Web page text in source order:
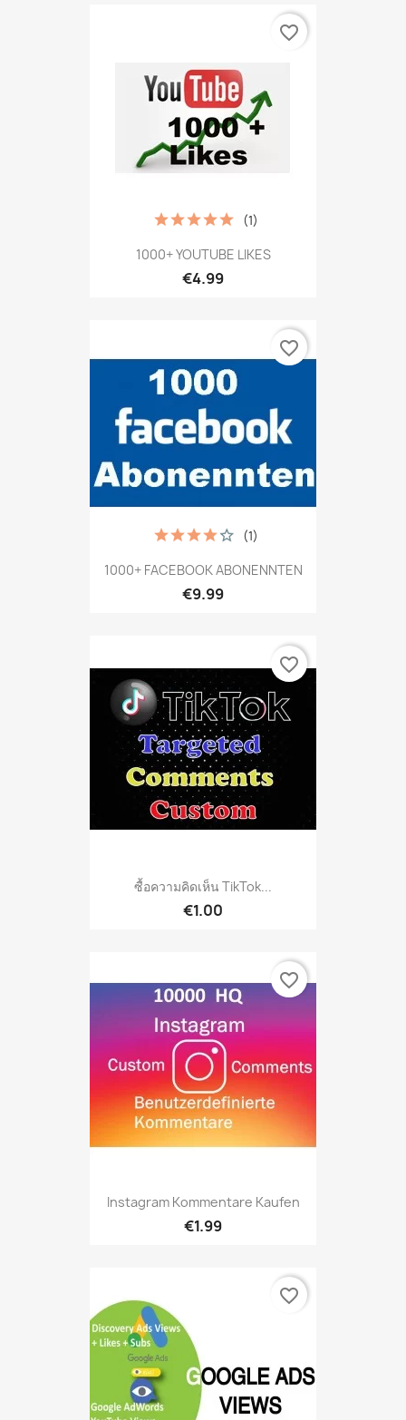
1000+ YOUTUBE LIKES
€4.99
(1)
favorite_border
1000+ FACEBOOK ABONENNTEN
€9.99
(1)
favorite_border
ซื้อความคิดเห็น TikTok...
€1.00
favorite_border
Instagram Kommentare Kaufen
€1.99
favorite_border
favorite_border